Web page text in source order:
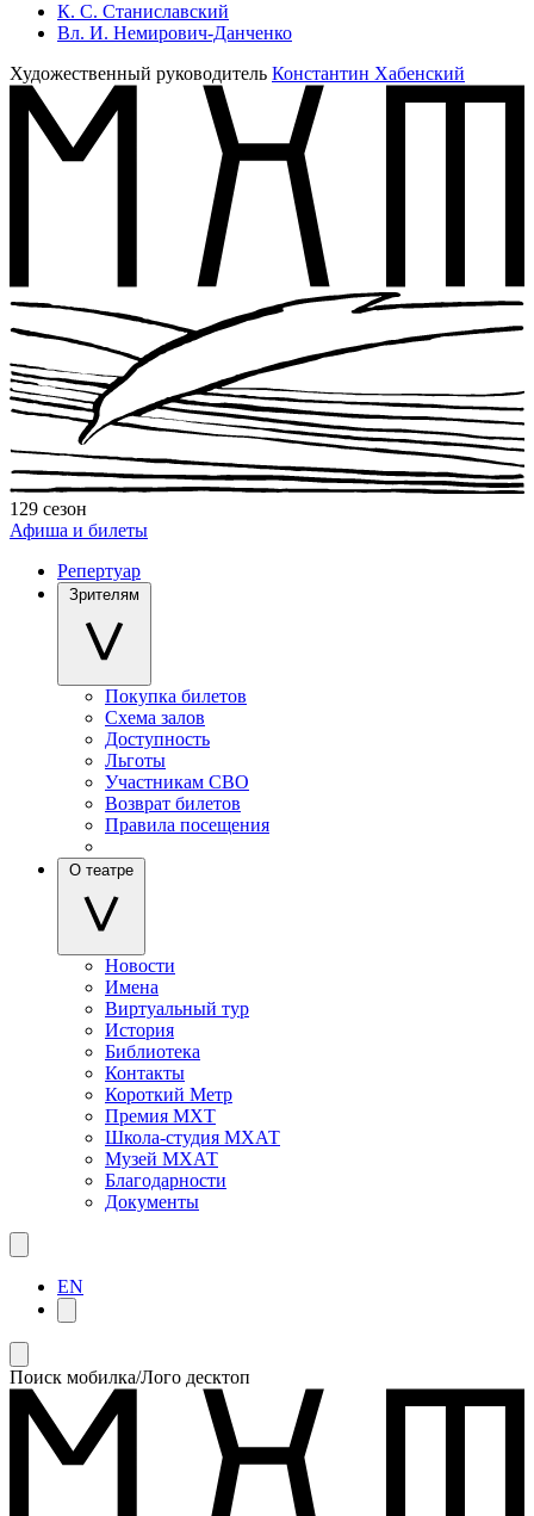
К. С. Станиславский
Вл. И. Немирович-Данченко
Художественный руководитель Константин Хабенский
129 сезон
Афиша и билеты
Репертуар
Зрителям
Покупка билетов
Схема залов
Доступность
Льготы
Участникам СВО
Возврат билетов
Правила посещения
О театре
Новости
Имена
Виртуальный тур
История
Библиотека
Контакты
Короткий Метр
Премия МХТ
Школа-студия МХАТ
Музей МХАТ
Благодарности
Документы
EN
Поиск мобилка/Лого десктоп